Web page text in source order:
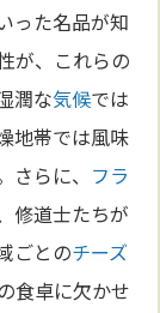
った名品が知
が、これらの
潤な気候では
地帯では風味
さらに、 フラ
修道士たちが
ごとのチーズ
食卓に欠かせ